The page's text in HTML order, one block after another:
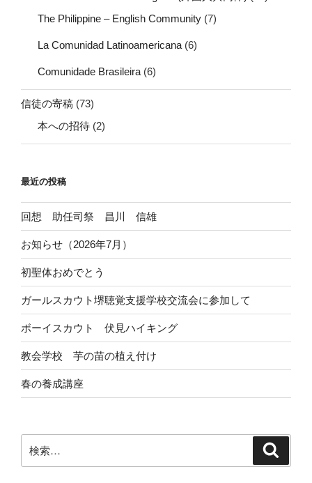
The Philippine – English Community (7)
La Comunidad Latinoamericana (6)
Comunidade Brasileira (6)
信徒の寄稿 (73)
本への招待 (2)
最近の投稿
回想 助任司祭 昌川 信雄
お知らせ（2026年7月）
初聖体おめでとう
ガールスカウト堺聴覚支援学校交流会に参加して
ボーイスカウト 伏見ハイキング
教会学校 芋の苗の植え付け
春の養成講座
索: